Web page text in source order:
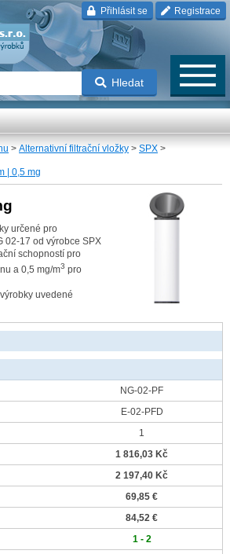
Přihlásit se Registrace
Hledat
> Alternativní filtrační vložky > SPX >
| 0,5 mg
určené pro
02-17 od výrobce SPX
schopností pro
a 0,5 mg/m3 pro
uvedené
NG-02-PF
E-02-PFD
1
1 816,03 Kč
2 197,40 Kč
69,85 €
84,52 €
1 - 2